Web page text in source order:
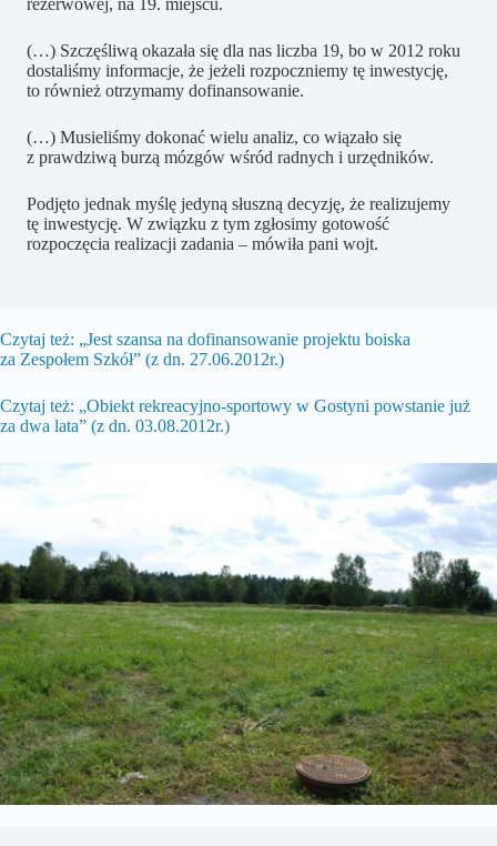
rezerwowej, na 19. miejscu.
(…) Szczęśliwą okazała się dla nas liczba 19, bo w 2012 roku
dostaliśmy informacje, że jeżeli rozpoczniemy tę inwestycję,
to również otrzymamy dofinansowanie.
(…) Musieliśmy dokonać wielu analiz, co wiązało się
z prawdziwą burzą mózgów wśród radnych i urzędników.
Podjęto jednak myślę jedyną słuszną decyzję, że realizujemy
tę inwestycję. W związku z tym zgłosimy gotowość
rozpoczęcia realizacji zadania – mówiła pani wojt.
Czytaj też: „Jest szansa na dofinansowanie projektu boiska
za Zespołem Szkół” (z dn. 27.06.2012r.)
Czytaj też: „Obiekt rekreacyjno-sportowy w Gostyni powstanie już
za dwa lata” (z dn. 03.08.2012r.)